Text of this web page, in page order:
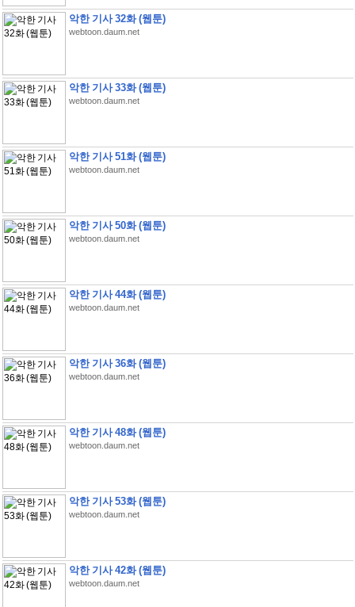
악한 기사 32화 (웹툰)
webtoon.daum.net
악한 기사 33화 (웹툰)
webtoon.daum.net
악한 기사 51화 (웹툰)
webtoon.daum.net
악한 기사 50화 (웹툰)
webtoon.daum.net
악한 기사 44화 (웹툰)
webtoon.daum.net
악한 기사 36화 (웹툰)
webtoon.daum.net
악한 기사 48화 (웹툰)
webtoon.daum.net
악한 기사 53화 (웹툰)
webtoon.daum.net
악한 기사 42화 (웹툰)
webtoon.daum.net